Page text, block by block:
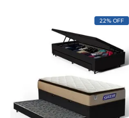
22% OFF